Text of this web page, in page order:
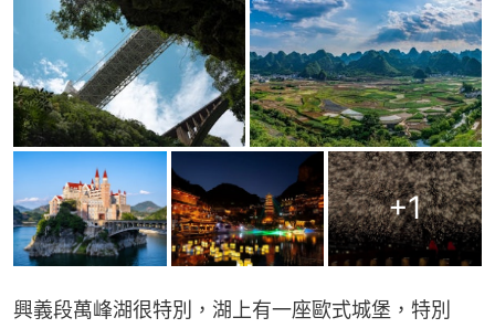
+1
興義段萬峰湖很特別，湖上有一座歐式城堡，特別